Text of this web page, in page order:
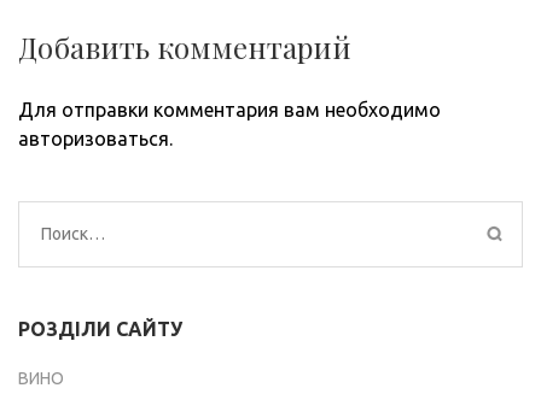
Добавить комментарий
Для отправки комментария вам необходимо
авторизоваться.
Найти:
РОЗДІЛИ САЙТУ
ВИНО